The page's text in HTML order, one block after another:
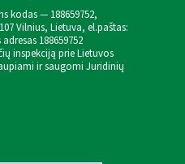
kodas — 188659752,
Vilnius, Lietuva, el.paštas:
188659752
inspekciją prie Lietuvos
ir saugomi Juridinių